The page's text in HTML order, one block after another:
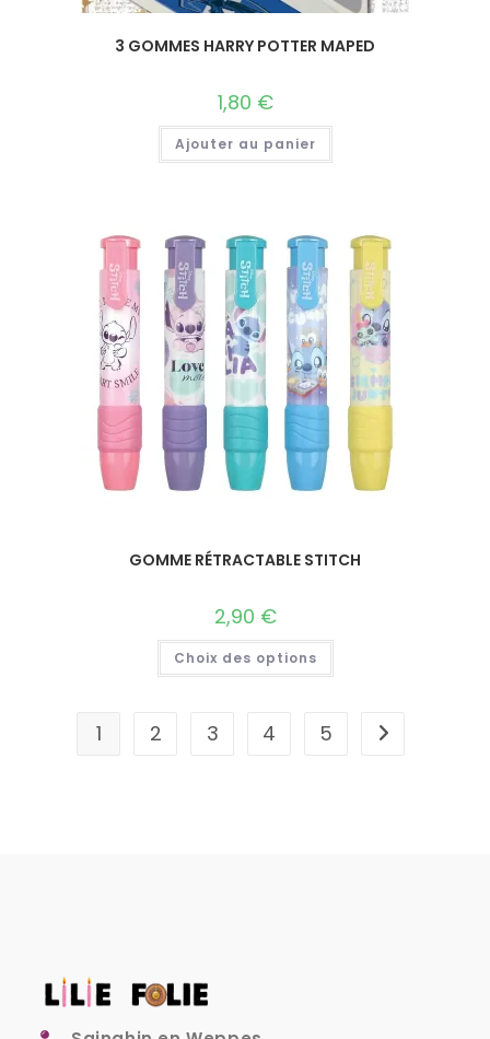
3 GOMMES HARRY POTTER MAPED
1,80 €
Ajouter au panier
GOMME RÉTRACTABLE STITCH
2,90 €
Choix des options
1 2 3 4 5